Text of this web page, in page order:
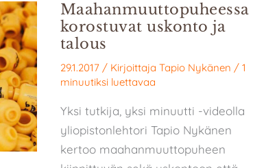
Maahanmuuttopuheessa
korostuvat uskonto ja
talous
29.1.2017 / Kirjoittaja Tapio Nykänen / 1
minuutiksi luettavaa
Yksi tutkija, yksi minuutti -videolla
yliopistonlehtori Tapio Nykänen
kertoo maahanmuuttopuheen